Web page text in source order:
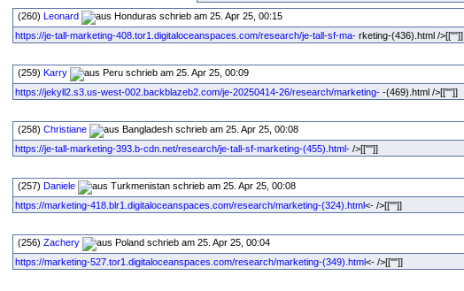
(260) Leonard
schrieb am 25. Apr 25, 00:15
https://je-tall-marketing-408.tor1.digitaloceanspaces.com/research/je-tall-sf-ma- rketing-(436).html />[[""]]
(259) Karry
schrieb am 25. Apr 25, 00:09
https://jekyll2.s3.us-west-002.backblazeb2.com/je-20250414-26/research/marketing- -(469).html />[[""]]
(258) Christiane
schrieb am 25. Apr 25, 00:08
https://je-tall-marketing-393.b-cdn.net/research/je-tall-sf-marketing-(455).html- />[[""]]
(257) Daniele
schrieb am 25. Apr 25, 00:08
https://marketing-418.blr1.digitaloceanspaces.com/research/marketing-(324).html<- />[[""]]
(256) Zachery
schrieb am 25. Apr 25, 00:04
https://marketing-527.tor1.digitaloceanspaces.com/research/marketing-(349).html<- />[[""]]